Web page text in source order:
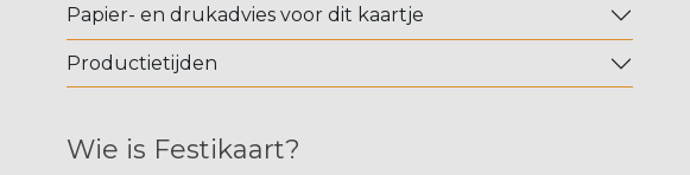
Papier- en drukadvies voor dit kaartje
Productietijden
Wie is Festikaart?